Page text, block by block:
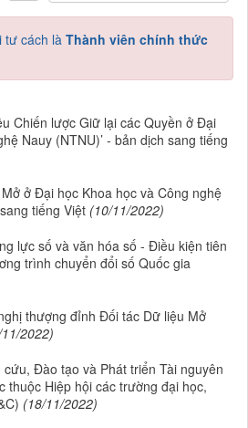
tư cách là Thành viên chính thức
Chiến lược Giữ lại các Quyền ở Đại
Nauy (NTNU)’ - bản dịch sang tiếng
ở Đại học Khoa học và Công nghệ
tiếng Việt (10/11/2022)
lực số và văn hóa số - Điều kiện tiên
trình chuyển đổi số Quốc gia
thượng đỉnh Đối tác Dữ liệu Mở
2022)
Đào tạo và Phát triển Tài nguyên
thuộc Hiệp hội các trường đại học,
(18/11/2022)